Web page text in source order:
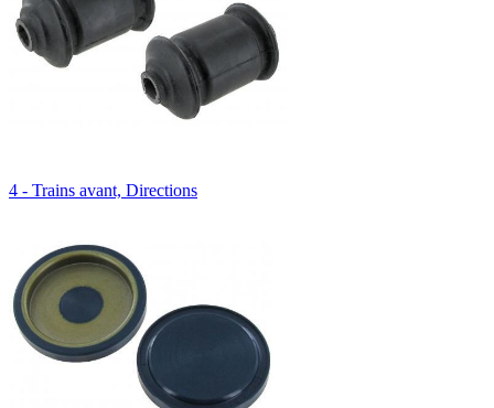
4 - Trains avant, Directions